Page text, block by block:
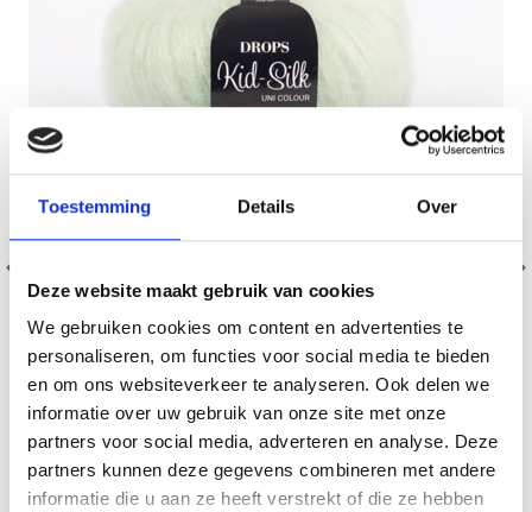
Toestemming Details Over
Deze website maakt gebruik van cookies
We gebruiken cookies om content en advertenties te
personaliseren, om functies voor social media te bieden
en om ons websiteverkeer te analyseren. Ook delen we
informatie over uw gebruik van onze site met onze
partners voor social media, adverteren en analyse. Deze
partners kunnen deze gegevens combineren met andere
informatie die u aan ze heeft verstrekt of die ze hebben
75% Laine / 25% Nylon